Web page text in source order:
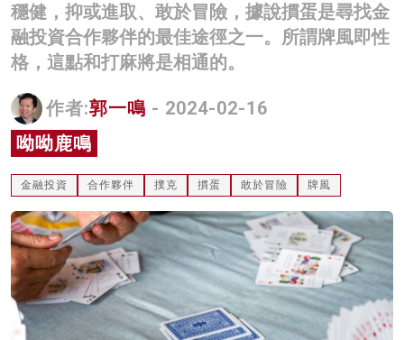
科技
影片
名家榜
灼見活動
穩健，抑或進取、敢於冒險，據說摜蛋是尋找金
融投資合作夥伴的最佳途徑之一。所謂牌風即性
格，這點和打麻將是相通的。
作者:郭一鳴 - 2024-02-16
呦呦鹿鳴
金融投資 合作夥伴 撲克 摜蛋 敢於冒險 牌風